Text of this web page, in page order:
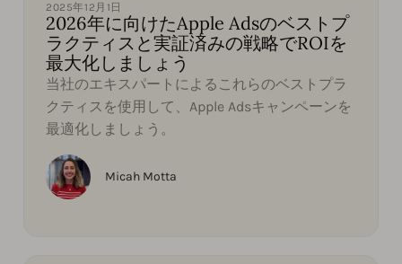
2025年12月1日
2026年に向けたApple Adsのベストプ
ラクティスと実証済みの戦略でROIを
最大化しましょう
当社のエキスパートによるこれらのベストプラ
クティスを使用して、Apple Adsキャンペーンを
最適化しましょう。
Micah Motta